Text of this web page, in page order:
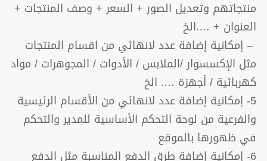
منتجاتهم وتعديل الصور + السعر + وصف المنتجات +
العنوان + ….الخ
– إمكانية إضافة عدد لانهائي من اقسام المنتجات
مثل الإكسسوار /الملابس / الأدوات / المجوهرات / مواد
كهربائية / أجهزة …. الخ
5- إمكانية إضافة عدد لانهائي من الأقسام الرئيسية
والفرعية من لوحة التحكم الأساسية للمدير والتحكم
في ظهورها بالموقع
6- إمكانية إضافة طرق الدفع المناسبة مثل الدفع